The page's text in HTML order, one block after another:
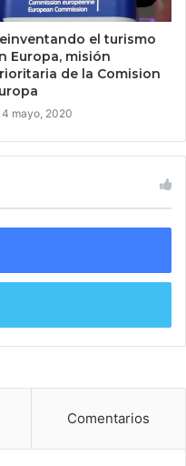
el turismo
Europa, misión
de la Comision
4 mayo, 2020
Comentarios